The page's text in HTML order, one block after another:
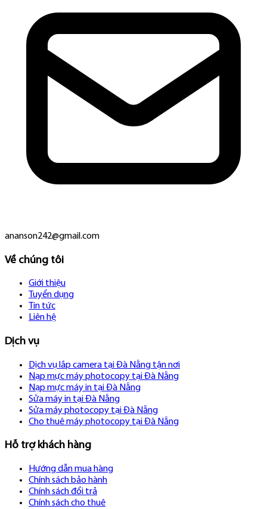
ananson242@gmail.com
Về chúng tôi
Giới thiệu
Tuyển dụng
Tin tức
Liên hệ
Dịch vụ
Dịch vụ lắp camera tại Đà Nẵng tận nơi
Nạp mực máy photocopy tại Đà Nẵng
Nạp mực máy in tại Đà Nẵng
Sửa máy in tại Đà Nẵng
Sửa máy photocopy tại Đà Nẵng
Cho thuê máy photocopy tại Đà Nẵng
Hỗ trợ khách hàng
Hướng dẫn mua hàng
Chính sách bảo hành
Chính sách đổi trả
Chính sách cho thuê